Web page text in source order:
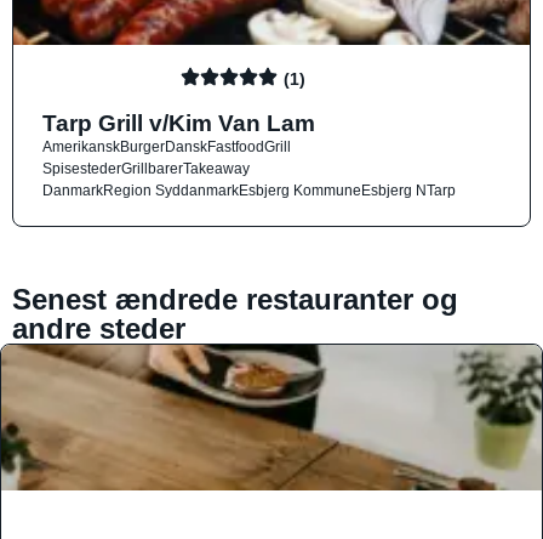
(1)
Tarp Grill v/Kim Van Lam
AmerikanskBurgerDanskFastfoodGrill
SpisestederGrillbarerTakeaway
DanmarkRegion SyddanmarkEsbjerg KommuneEsbjerg NTarp
Senest ændrede restauranter og
andre steder